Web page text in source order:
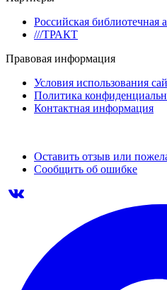
Российская библиотечная
///ТРАКТ
Правовая информация
Условия использования
Политика
Контактная информация
Оставить отзыв или
Сообщить об ошибке